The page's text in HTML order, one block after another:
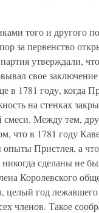
того и другого
за первенство
утверждали,
свое
в 1781 году, когда
на стенках
смеси. Между тем,
что в 1781 году
Пристлея, а
сделаны не
Королевского
целый год
членов. Такое